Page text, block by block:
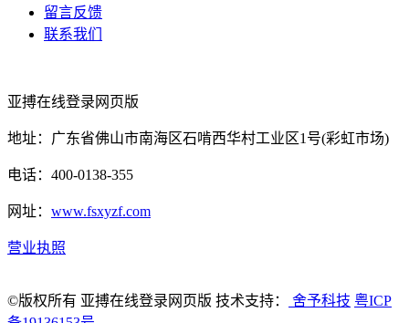
留言反馈
联系我们
亚搏在线登录网页版
地址：广东省佛山市南海区石啃西华村工业区1号(彩虹市场)
电话：400-0138-355
网址： www.fsxyzf.com
营业执照
©版权所有 亚搏在线登录网页版 技术支持： 舍予科技 粤ICP